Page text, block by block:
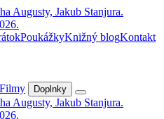
PoukážkyKnižný blogKontakt
Filmy Doplnky